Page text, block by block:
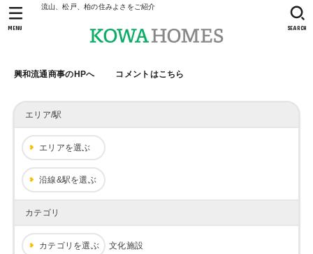
流山、松戸、柏の住みよさをご紹介
興和流通商事のHPへ コメントはこちら
SEARCH
MENU
エリア/駅
エリアを選ぶ
沿線&駅を選ぶ
カテゴリ
カテゴリを選ぶ 文化施設